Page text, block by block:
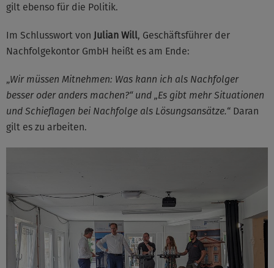
gilt ebenso für die Politik.
Im Schlusswort von Julian Will, Geschäftsführer der
Nachfolgekontor GmbH heißt es am Ende:
„Wir müssen Mitnehmen: Was kann ich als Nachfolger
besser oder anders machen?“ und „Es gibt mehr Situationen
und Schieflagen bei Nachfolge als Lösungsansätze.“ Daran
gilt es zu arbeiten.